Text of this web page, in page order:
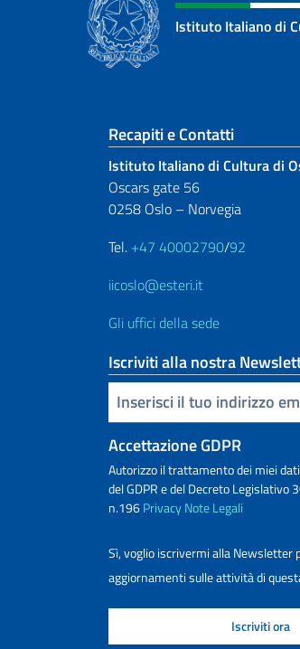
Istituto Italiano di
Sezione
Recapiti e Contatti
Istituto Italiano di Cultura di
Oscars gate 56
0258 Oslo – Norvegia
Tel. +47 40002790/92
iicoslo@esteri.it
Gli uffici della sede
Iscriviti alla nostra
Inserisci la tua email
Accettazione GDPR
Autorizzo il trattamento dei miei
del GDPR e del Decreto Legislativo
n.196PrivacyNote Legali
Sì, voglio iscrivermi alla Newsletter
aggiornamenti sulle attività di